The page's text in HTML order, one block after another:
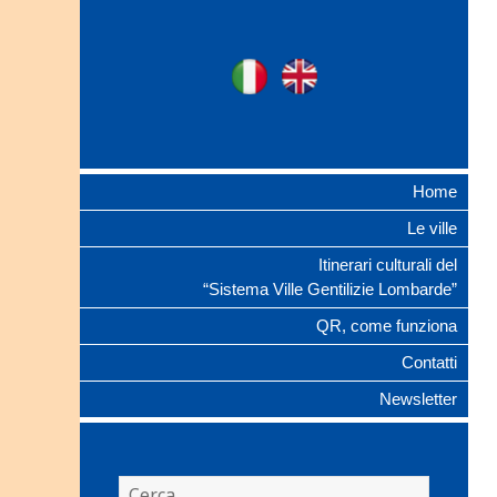
Ville Gentilizie
Ita
Home
Le ville
Itinerari culturali del
“Sistema Ville Gentilizie Lombarde”
QR, come funziona
Contatti
Newsletter
Ricerca